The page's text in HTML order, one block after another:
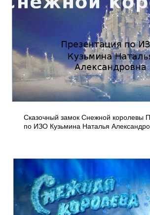
Сказочный замок Снежной королевы
по ИЗО Кузьмина Наталья